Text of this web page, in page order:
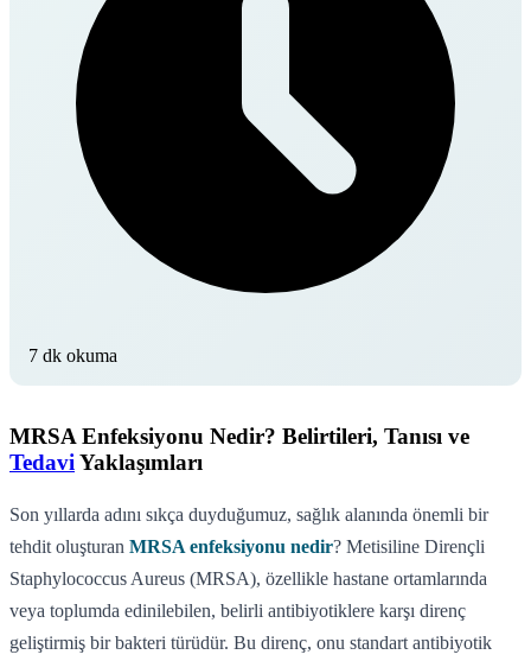
7 dk okuma
MRSA Enfeksiyonu Nedir? Belirtileri, Tanısı ve
Tedavi Yaklaşımları
Son yıllarda adını sıkça duyduğumuz, sağlık alanında önemli bir
tehdit oluşturan MRSA enfeksiyonu nedir? Metisiline Dirençli
Staphylococcus Aureus (MRSA), özellikle hastane ortamlarında
veya toplumda edinilebilen, belirli antibiyotiklere karşı direnç
geliştirmiş bir bakteri türüdür. Bu direnç, onu standart antibiyotik